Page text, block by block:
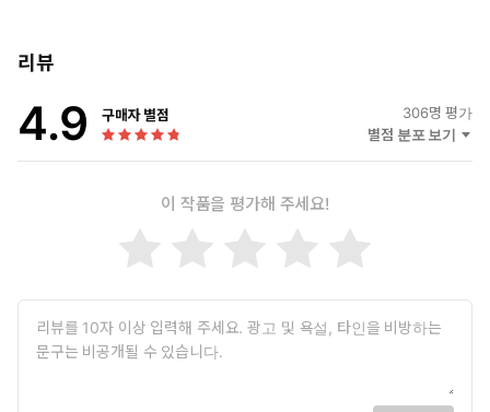
리뷰
4.9 구매자 별점 306명 평가
별점 분포 보기
이 작품을 평가해 주세요!